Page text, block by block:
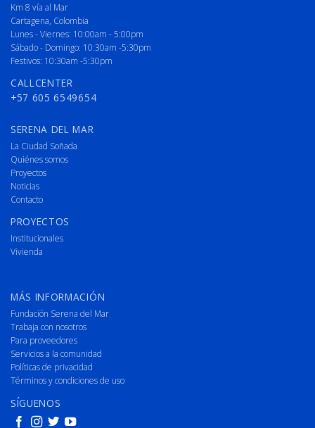
Km 8 vía al Mar
Cartagena, Colombia
Lunes - Viernes: 10:00am - 5:00pm
Sábado - Domingo: 10:30am -5:30pm
Festivos: 10:30am -5:30pm
CALLCENTER
+57 605 6549654
SERENA DEL MAR
La Ciudad Soñada
Quiénes somos
Proyectos
Noticias
Contacto
PROYECTOS
Institucionales
Vivienda
MÁS INFORMACIÓN
Fundación Serena del Mar
Trabaja con nosotros
Para proveedores
Servicios a la comunidad
Políticas de privacidad
Términos y condiciones de uso
SÍGUENOS